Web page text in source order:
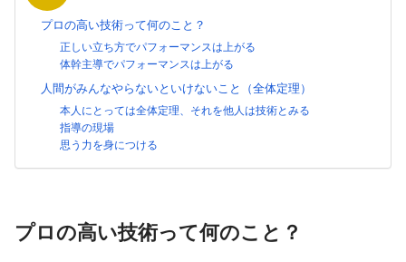
プロの高い技術って何のこと？
正しい立ち方でパフォーマンスは上がる
体幹主導でパフォーマンスは上がる
人間がみんなやらないといけないこと（全体定理）
本人にとっては全体定理、それを他人は技術とみる
指導の現場
思う力を身につける
プロの高い技術って何のこと？